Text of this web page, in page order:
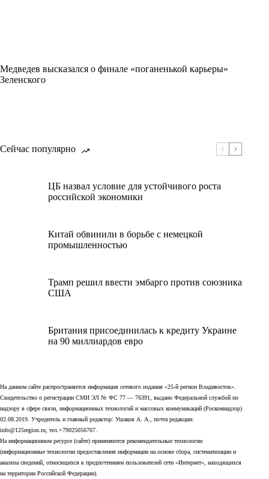
Медведев высказался о финале «поганенькой карьеры»
Зеленского
Сейчас популярно
ЦБ назвал условие для устойчивого роста
российской экономики
Китай обвинили в борьбе с немецкой
промышленностью
Трамп решил ввести эмбарго против союзника
США
Британия присоединилась к кредиту Украине
на 90 миллиардов евро
На данном сайте распространяется информация сетевого издания «25-й регион Владивосток».
Свидетельство о регистрации СМИ ЭЛ № ФС 77 — 76391, выдано Федеральной службой по
надзору в сфере связи, информационных технологий и массовых коммуникаций (Роскомнадзор)
02.08.2019. Учредитель и главный редактор: Ушаков А. А., почта редакции:
info@125region.ru, тел.+79025056767.
На информационном ресурсе (сайте) применяются рекомендательные технологии
(информационные технологии предоставления информации на основе сбора, систематизации и
анализа сведений, относящихся к предпочтениям пользователей сети «Интернет», находящихся
на территории Российской Федерации).